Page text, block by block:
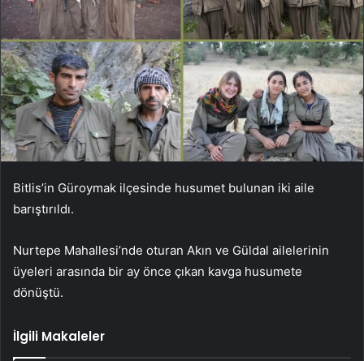
Bitlis’in Güroymak ilçesinde husumet bulunan iki aile
barıştırıldı.
Nurtepe Mahallesi’nde oturan Akın ve Güldal ailelerinin
üyeleri arasında bir ay önce çıkan kavga husumete
dönüştü.
İlgili Makaleler